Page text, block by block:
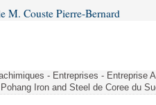
M. Couste Pierre-Bernard
- Entreprises - Entreprise
Iron and Steel de Coree du